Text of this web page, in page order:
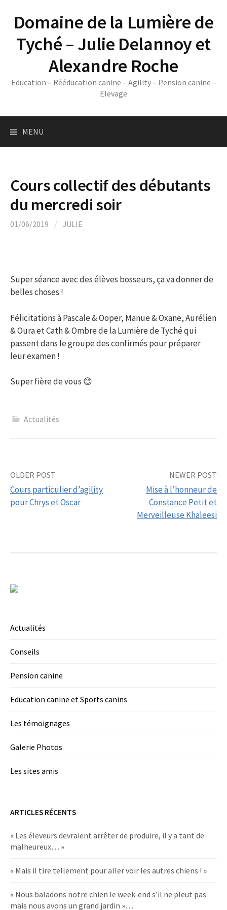
contentDomaine de la Lumière de
Tyché – Julie Delannoy et
Alexandre Roche
Education – Rééducation canine – Agility – Pension canine –
Elevage
MENU
Cours collectif des débutants
du mercredi soir
01/06/2019 / JULIE
Super séance avec des élèves bosseurs, ça va donner de
belles choses !
Félicitations à Pascale & Ooper, Manue & Oxane, Aurélien
& Oura et Cath & Ombre de la Lumière de Tyché qui
passent dans le groupe des confirmés pour préparer
leur examen !
Super fière de vous 😊
Actualités
Post
navigation
OLDER POST
Cours particulier d’agility
pour Chrys et Oscar
NEWER POST
Mise à l’honneur de
Constance Petit et
Merveilleuse Khaleesi
Actualités
Conseils
Pension canine
Education canine et Sports canins
Les témoignages
Galerie Photos
Les sites amis
ARTICLES RÉCENTS
« Les éleveurs devraient arrêter de produire, il y a tant de
malheureux… »
« Mais il tire tellement pour aller voir les autres chiens ! »
« Nous baladons notre chien le week-end s’il ne pleut pas
mais nous avons un grand jardin »…